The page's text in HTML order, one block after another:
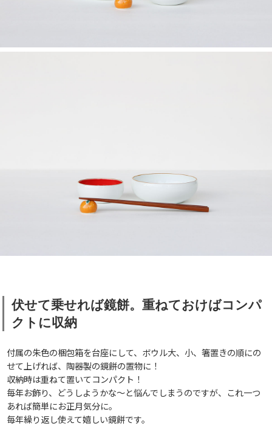
伏せて乗せれば鏡餅。重ねておけばコンパ
クトに収納
付属の朱色の梱包箱を台座にして、ボウル大、小、箸置きの順にの
せて上げれば、陶器製の鏡餅の置物に！
収納時は重ねて置いてコンパクト！
毎年お飾り、どうしようかな〜と悩んでしまうのですが、これ一つ
あれば簡単にお正月気分に。
毎年繰り返し使えて嬉しい鏡餅です。